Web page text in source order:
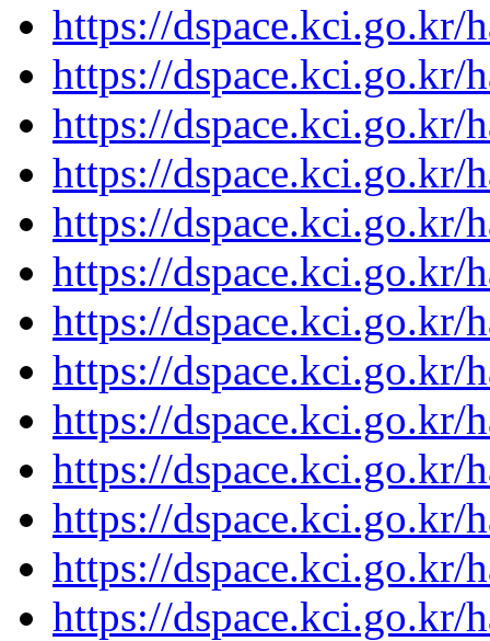
https://dspace.kci.go.kr/
https://dspace.kci.go.kr/
https://dspace.kci.go.kr/
https://dspace.kci.go.kr/
https://dspace.kci.go.kr/
https://dspace.kci.go.kr/
https://dspace.kci.go.kr/
https://dspace.kci.go.kr/
https://dspace.kci.go.kr/
https://dspace.kci.go.kr/
https://dspace.kci.go.kr/
https://dspace.kci.go.kr/
https://dspace.kci.go.kr/